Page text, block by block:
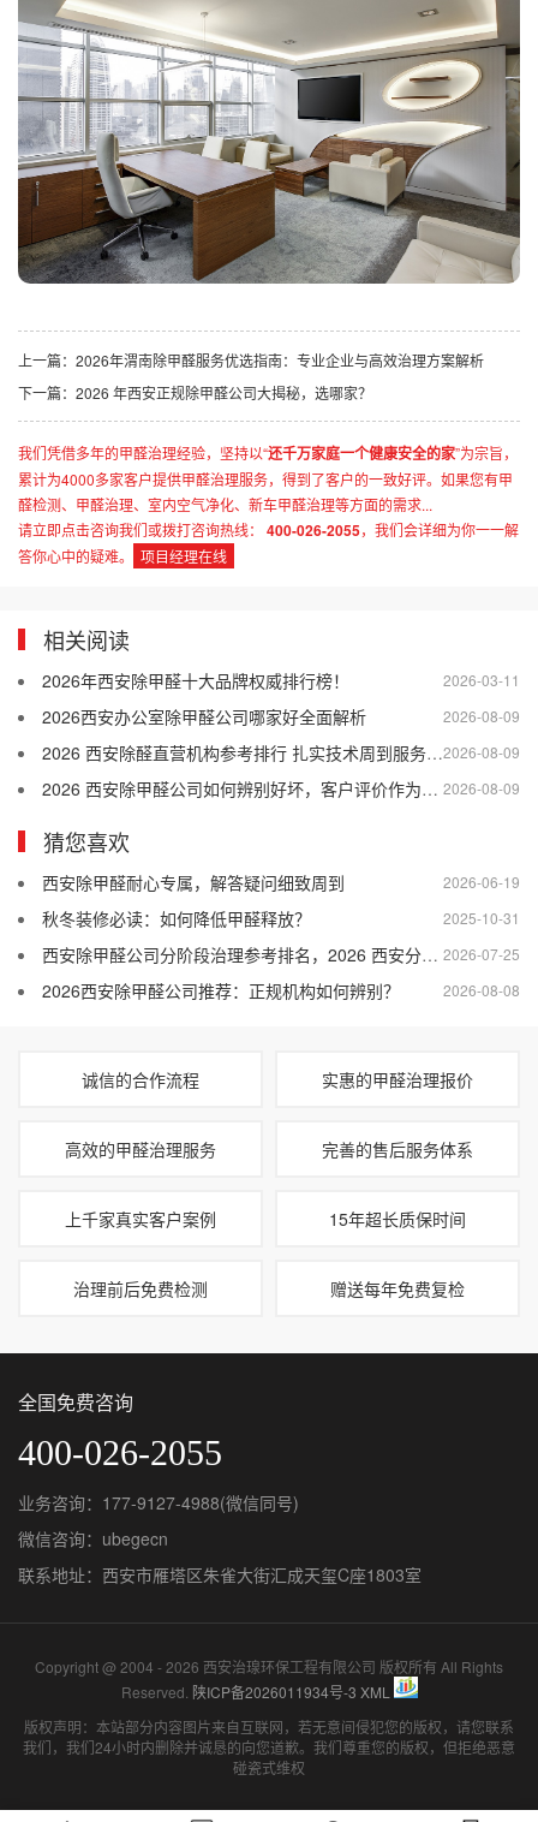
上一篇： 2026年渭南除甲醛服务优选指南：专业企业与高效治理方案解析
下一篇： 2026 年西安正规除甲醛公司大揭秘，选哪家？
我们凭借多年的甲醛治理经验，坚持以“还千万家庭一个健康安全的家”为宗旨，
累计为4000多家客户提供甲醛治理服务，得到了客户的一致好评。如果您有甲
醛检测、甲醛治理、室内空气净化、新车甲醛治理等方面的需求...
请立即点击咨询我们或拨打咨询热线：
400-026-2055，我们会详细为你一一解
答你心中的疑难。
项目经理在线
相关阅读
2026-03-11
2026年西安除甲醛十大品牌权威排行榜！
2026-08-09
2026西安办公室除甲醛公司哪家好全面解析
2026-08-09
2026 西安除醛直营机构参考排行 扎实技术周到服务靠谱售后
2026-08-09
2026 西安除甲醛公司如何辨别好坏，客户评价作为参考依据
猜您喜欢
2026-06-19
西安除甲醛耐心专属，解答疑问细致周到
2025-10-31
秋冬装修必读：如何降低甲醛释放？
2026-07-25
西安除甲醛公司分阶段治理参考排名，2026 西安分次施工口碑稳定除甲醛企业
2026-08-08
2026西安除甲醛公司推荐：正规机构如何辨别？
诚信的合作流程 实惠的甲醛治理报价
高效的甲醛治理服务 完善的售后服务体系
上千家真实客户案例 15年超长质保时间
治理前后免费检测 赠送每年免费复检
全国免费咨询
400-026-2055
业务咨询：177-9127-4988(微信同号)
微信咨询：ubegecn
联系地址：西安市雁塔区朱雀大街汇成天玺C座1803室
Copyright @ 2004 - 2026 西安治瑔环保工程有限公司 版权所有 All Rights
Reserved. 陕ICP备2026011934号-3 XML
版权声明：本站部分内容图片来自互联网，若无意间侵犯您的版权，请您联系
我们，我们24小时内删除并诚恳的向您道歉。我们尊重您的版权，但拒绝恶意
碰瓷式维权